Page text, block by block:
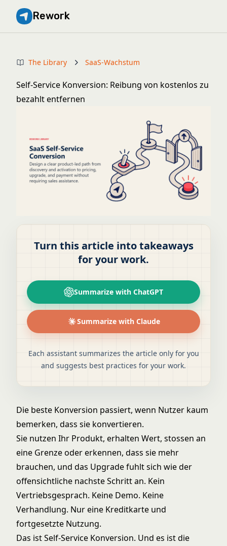
Rework
The Library SaaS-Wachstum
Self-Service Konversion: Reibung von kostenlos zu
bezahlt entfernen
Turn this article into takeaways
for your work.
Summarize with ChatGPT
Summarize with Claude
Each assistant summarizes the article only for you
and suggests best practices for your work.
Die beste Konversion passiert, wenn Nutzer kaum
bemerken, dass sie konvertieren.
Sie nutzen Ihr Produkt, erhalten Wert, stossen an
eine Grenze oder erkennen, dass sie mehr
brauchen, und das Upgrade fuhlt sich wie der
offensichtliche nachste Schritt an. Kein
Vertriebsgesprach. Keine Demo. Keine
Verhandlung. Nur eine Kreditkarte und
fortgesetzte Nutzung.
Das ist Self-Service Konversion. Und es ist die